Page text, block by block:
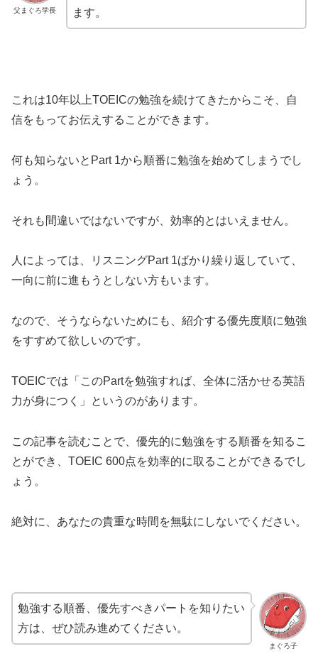
父まぐろ学長
ます。
これは10年以上TOEICの勉強を続けてきたからこそ、自
信をもってお伝えすることができます。
何も知らないとPart 1から順番に勉強を始めてしまうでし
ょう。
それも間違いではないですが、効率的とはいえません。
人によっては、リスニングPart 1ばかり繰り返していて、
一向に前に進もうとしない方もいます。
なので、そうならないためにも、紹介する優先度順に勉強
をすすめて欲しいのです。
TOEICでは「このPartを勉強すれば、全体に活かせる英語
力が身につく」というのがあります。
この記事を読むことで、優先的に勉強をする順番を知るこ
とができ、TOEIC 600点を効率的に取ることができるでし
ょう。
絶対に、あなたの貴重な時間を無駄にしないでください。
まぐろ子
勉強する順番、優先すべきパートを知りたい
方は、ぜひ読み進めてください。